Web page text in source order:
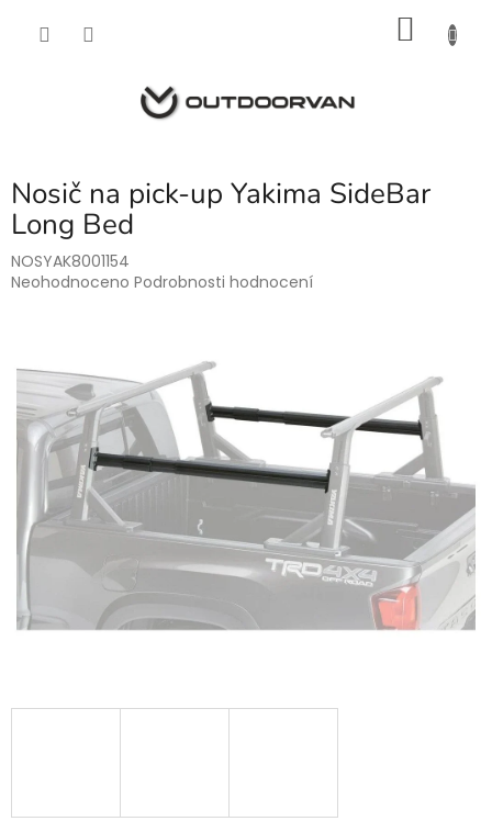
Nosič na pick-up Yakima SideBar
Long Bed
NOSYAK8001154
Průměrné
0,0
5
hvězdiček.
Neohodnoceno Podrobnosti hodnocení